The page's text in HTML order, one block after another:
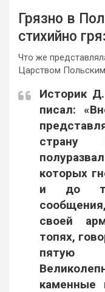
Грязно в
стихийно
Что же
Царством
Историк
писал:
страну
которых
и до
своей
топях,
пятую
каменные